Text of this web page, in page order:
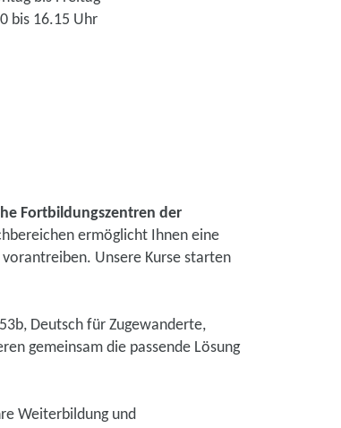
bis 16.15 Uhr
Fortbildungszentren der
ermöglicht Ihnen eine
Unsere Kurse starten
Deutsch für Zugewanderte,
gemeinsam die passende Lösung
Weiterbildung und